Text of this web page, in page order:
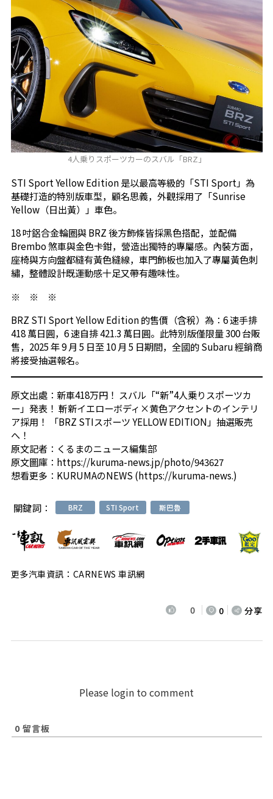
4人乗りスポーツカーのスバル「BRZ」
STI Sport Yellow Edition 是以最高等級的「STI Sport」為
基礎打造的特別版車型，顧名思義，外觀採用了「Sunrise
Yellow（日出黃）」車色。
18 吋鋁合金輪圈與 BRZ 後方飾條皆採黑色搭配，並配備
Brembo 煞車與金色卡鉗，營造出獨特的專屬感。內裝方面，
座椅與方向盤都縫有黃色縫線，車門飾板也加入了專屬黃色刺
繡，整體設計既運動感十足又帶有趣味性。
※ ※ ※
BRZ STI Sport Yellow Edition 的售價（含稅）為：6 速手排
418 萬日圓，6 速自排 421.3 萬日圓。此特別版僅限量 300 台販
售，2025 年 9 月 5 日至 10 月 5 日期間，全國的 Subaru 經銷商
將接受抽選報名。
原文出處： 新車418万円！ スバル「“新”4人乗りスポーツカ
ー」発表！ 斬新イエローボディ×黄色アクセントのインテリ
ア採用！ 「BRZ STIスポーツ YELLOW EDITION」抽選販売
へ！
原文記者： くるまのニュース編集部
原文圖庫： https://kuruma-news.jp/photo/943627
想看更多： KURUMAのNEWS (https://kuruma-news.)
關鍵詞： BRZ STI Sport 斯巴魯
更多汽車資訊：CARNEWS 車訊網
0 0 分享
Please login to comment
0 留言板